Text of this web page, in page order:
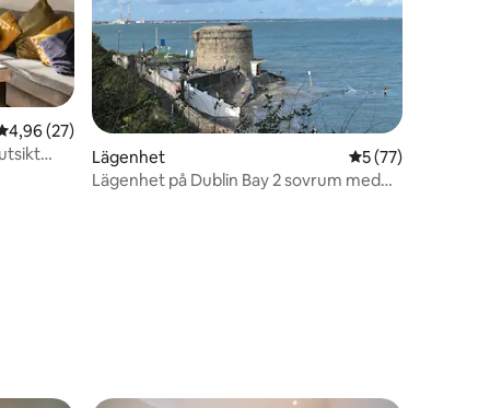
av 5 i genomsnittligt betyg, 27 omdömen
4,96 (27)
Lägenhet 5 av 5 i
5 (77)
Lägenhet på Dublin Bay 2 sovrum med